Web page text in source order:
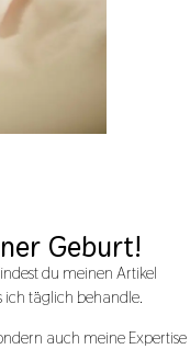
Geburt!
du meinen Artikel
ich täglich behandle.
auch meine Expertise